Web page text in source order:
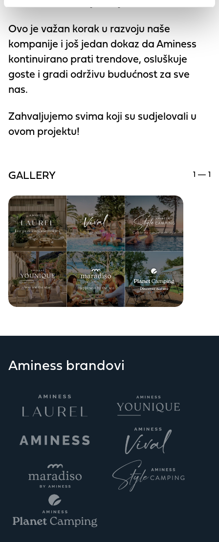
različite destinacije i objekte.
Ovo je važan korak u razvoju naše
kompanije i još jedan dokaz da Aminess
kontinuirano prati trendove, osluškuje
goste i gradi održivu budućnost za sve
nas.
Zahvaljujemo svima koji su sudjelovali u
ovom projektu!
GALLERY 1 — 1
Aminess brandovi